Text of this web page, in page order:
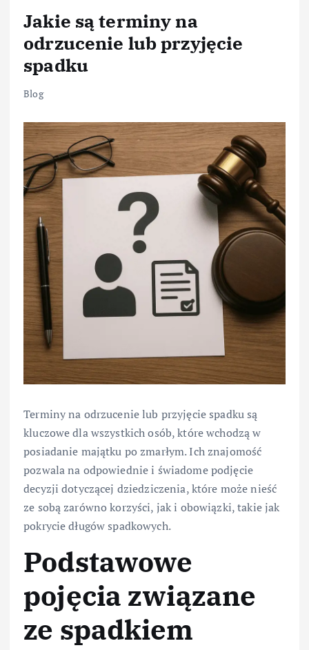
Jakie są terminy na
odrzucenie lub przyjęcie
spadku
Blog
Terminy na odrzucenie lub przyjęcie spadku są
kluczowe dla wszystkich osób, które wchodzą w
posiadanie majątku po zmarłym. Ich znajomość
pozwala na odpowiednie i świadome podjęcie
decyzji dotyczącej dziedziczenia, które może nieść
ze sobą zarówno korzyści, jak i obowiązki, takie jak
pokrycie długów spadkowych.
Podstawowe
pojęcia związane
ze spadkiem